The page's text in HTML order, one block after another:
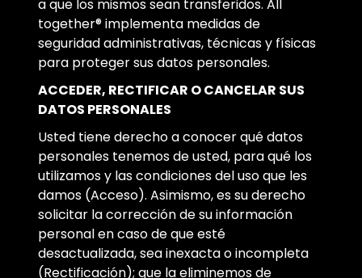
a que los mismos sean transferidos. All
together® implementa medidas de
seguridad administrativas, técnicas y físicas
para proteger sus datos personales.
ACCEDER, RECTIFICAR O CANCELAR SUS
DATOS PERSONALES
Usted tiene derecho a conocer qué datos
personales tenemos de usted, para qué los
utilizamos y las condiciones del uso que les
damos (Acceso). Asimismo, es su derecho
solicitar la corrección de su información
personal en caso de que esté
desactualizada, sea inexacta o incompleta
(Rectificación); que la eliminemos de